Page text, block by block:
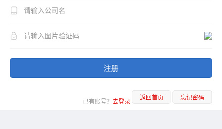
注册
已有账号？ 去登录 返回首页 忘记密码